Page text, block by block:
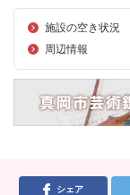
施設の空き状況
周辺情報
シェア